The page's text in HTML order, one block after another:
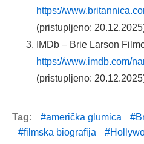
https://
(pristupljeno:
IMDb – Brie Larson
https://www.imdb.com/
(pristupljeno:
Tag: američka glumica
filmska biografija